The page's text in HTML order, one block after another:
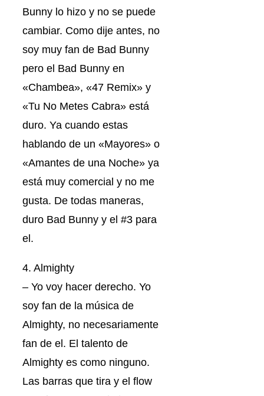
Bunny lo hizo y no se puede
cambiar. Como dije antes, no
soy muy fan de Bad Bunny
pero el Bad Bunny en
«Chambea», «47 Remix» y
«Tu No Metes Cabra» está
duro. Ya cuando estas
hablando de un «Mayores» o
«Amantes de una Noche» ya
está muy comercial y no me
gusta. De todas maneras,
duro Bad Bunny y el #3 para
el.
4. Almighty
– Yo voy hacer derecho. Yo
soy fan de la música de
Almighty, no necesariamente
fan de el. El talento de
Almighty es como ninguno.
Las barras que tira y el flow